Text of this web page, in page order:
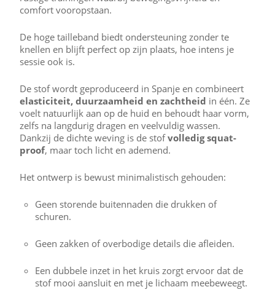
comfort vooropstaan.
De hoge tailleband biedt ondersteuning zonder te
knellen en blijft perfect op zijn plaats, hoe intens je
sessie ook is.
De stof wordt geproduceerd in Spanje en combineert
elasticiteit, duurzaamheid en zachtheid in één. Ze
voelt natuurlijk aan op de huid en behoudt haar vorm,
zelfs na langdurig dragen en veelvuldig wassen.
Dankzij de dichte weving is de stofvolledig squat-
proof, maar toch licht en ademend.
Het ontwerp is bewust minimalistisch gehouden:
Geen storende buitennaden die drukken of
schuren.
Geen zakken of overbodige details die afleiden.
Een dubbele inzet in het kruis zorgt ervoor dat de
stof mooi aansluit en met je lichaam meebeweegt.